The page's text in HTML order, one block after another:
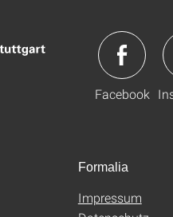
Facebook
Formalia
Impressum